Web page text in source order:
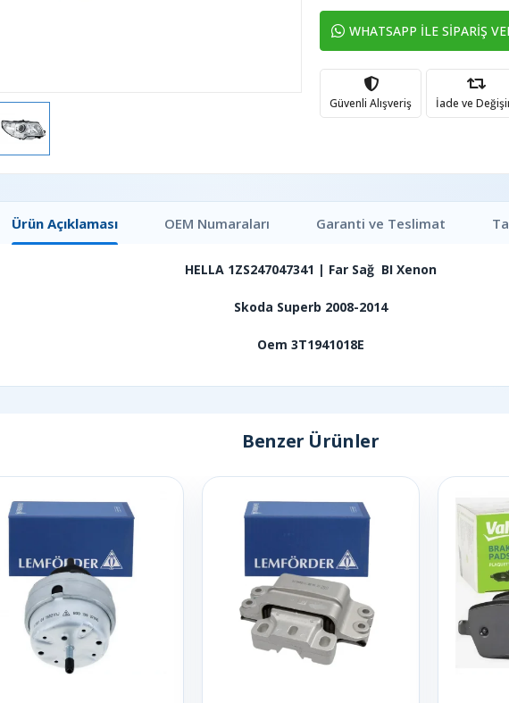
WHATSAPP İLE SİPARİŞ
Güvenli Alışveriş İade ve
Ürün Açıklaması Garanti ve Teslimat
OEM Numaraları
HELLA 1ZS247047341 | Far Sağ BI Xenon
Skoda Superb 2008-2014
Oem 3T1941018E
Benzer Ürünler